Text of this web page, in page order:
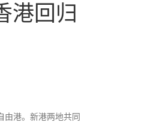
港回归
由港。新港两地共同